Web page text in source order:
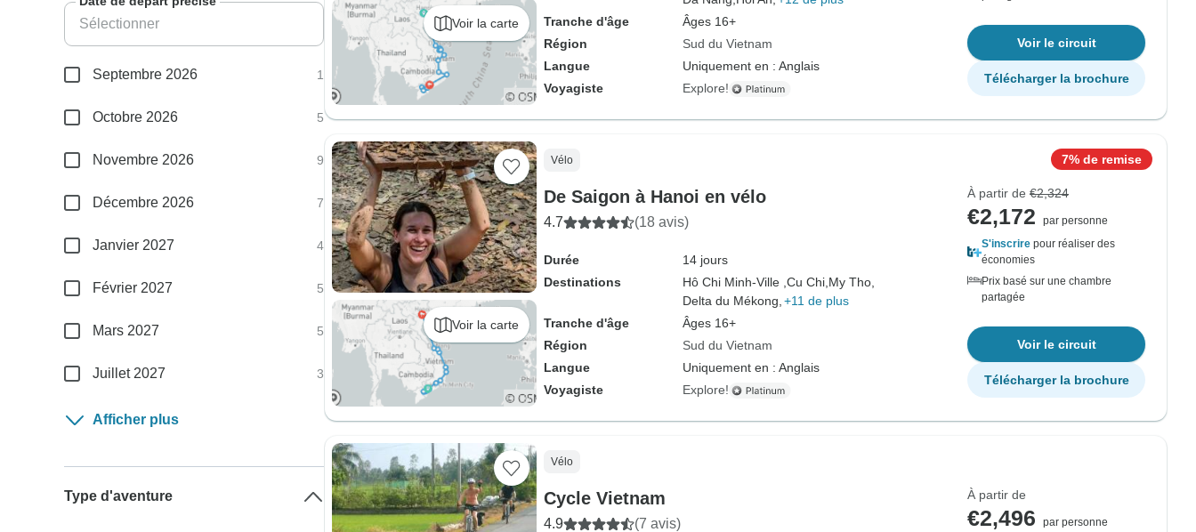
Voir la carte
Tranche d'âge
Âges 16+
Région
Sud du Vietnam
Langue
Uniquement en : Anglais
Voyagiste
Explore!
Voir le circuit
Télécharger la brochure
Voir la carte
Vélo
De Saigon à Hanoi en vélo
4.7 (18 avis)
Durée
14 jours
Destinations
Hô Chi Minh-Ville , Cu Chi, My Tho,
Delta du Mékong, +11 de plus
Tranche d'âge
Âges 16+
Région
Sud du Vietnam
Langue
Uniquement en : Anglais
Voyagiste
Explore!
7% de remise
À partir de €2,324
€2,172
par personne
S'inscrire pour réaliser des
économies
Prix basé sur une chambre
partagée
Voir le circuit
Télécharger la brochure
Vélo
Cycle Vietnam
4.9 (7 avis)
À partir de
€2,496
par personne
Septembre 2026 1
Octobre 2026 5
Novembre 2026 9
Décembre 2026 7
Janvier 2027 4
Février 2027 5
Mars 2027 5
Juillet 2027 3
Afficher plus
Type d'aventure